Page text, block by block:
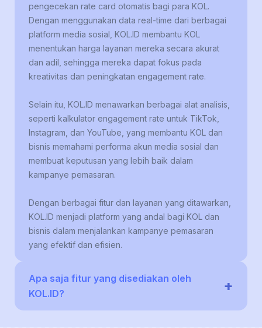
pengecekan rate card otomatis bagi para KOL.
Dengan menggunakan data real-time dari berbagai
platform media sosial, KOL.ID membantu KOL
menentukan harga layanan mereka secara akurat
dan adil, sehingga mereka dapat fokus pada
kreativitas dan peningkatan engagement rate.
Selain itu, KOL.ID menawarkan berbagai alat analisis,
seperti kalkulator engagement rate untuk TikTok,
Instagram, dan YouTube, yang membantu KOL dan
bisnis memahami performa akun media sosial dan
membuat keputusan yang lebih baik dalam
kampanye pemasaran.
Dengan berbagai fitur dan layanan yang ditawarkan,
KOL.ID menjadi platform yang andal bagi KOL dan
bisnis dalam menjalankan kampanye pemasaran
yang efektif dan efisien.
Apa saja fitur yang disediakan oleh
KOL.ID?
+